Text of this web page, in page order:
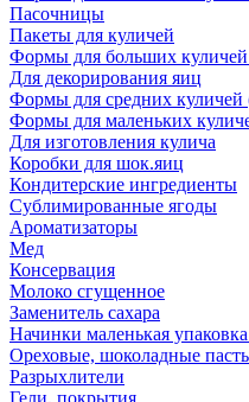
Пасочницы
Пакеты для куличей
Формы для больших куличей
Для декорирования яиц
Формы для средних куличей
Формы для маленьких
Для изготовления кулича
Коробки для шок.яиц
Кондитерские ингредиенты
Сублимированные ягоды
Ароматизаторы
Мед
Консервация
Молоко сгущенное
Заменитель сахара
Начинки маленькая
Ореховые, шоколадные
Разрыхлители
Гели, покрытия